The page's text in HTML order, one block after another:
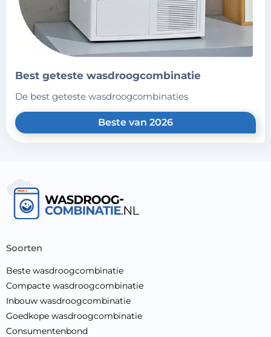
best geteste wasdroogcombinatie
de best geteste wasdroogcombinaties
Beste van 2026
soorten
Beste wasdroogcombinatie
Compacte wasdroogcombinatie
Inbouw wasdroogcombinatie
Goedkope wasdroogcombinatie
Consumentenbond